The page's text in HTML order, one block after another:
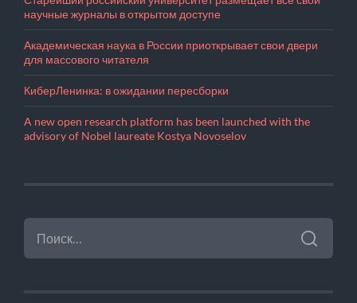
научные журналы в открытом доступе
Академическая наука в России приоткрывает свои двери
для массового читателя
КиберЛенинка: в ожидании пересборки
A new open research platform has been launched with the
advisory of Nobel laureate Kostya Novoselov
НАЙТИ: